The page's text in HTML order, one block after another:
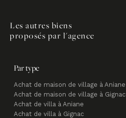
Les autres biens
proposés par l'agence
Par type
Achat de maison de village à Aniane
Achat de maison de village à Gignac
Achat de villa à Aniane
Achat de villa à Gignac